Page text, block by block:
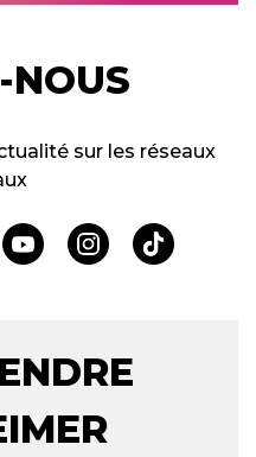
NOUS
sur les réseaux